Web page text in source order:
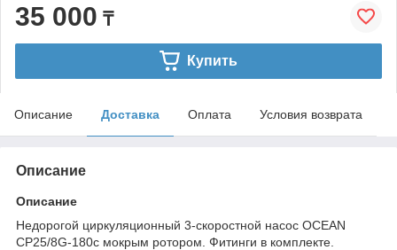
35 000 ₸
Купить
Описание Доставка Оплата Условия возврата
Описание
Описание
Недорогой циркуляционный 3-скоростной насос OCEAN
CP25/8G-180с мокрым ротором. Фитинги в комплекте.